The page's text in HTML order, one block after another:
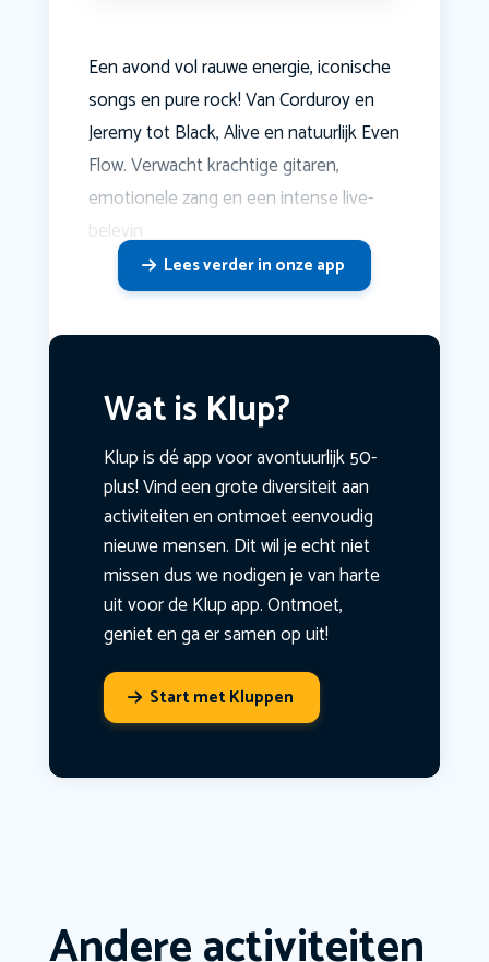
Een avond vol rauwe energie, iconische
songs en pure rock! Van Corduroy en
Jeremy tot Black, Alive en natuurlijk Even
Flow. Verwacht krachtige gitaren,
emotionele zang en een intense live-
belevin
Lees verder in onze app
Wat is Klup?
Klup is dé app voor avontuurlijk 50-
plus! Vind een grote diversiteit aan
activiteiten en ontmoet eenvoudig
nieuwe mensen. Dit wil je echt niet
missen dus we nodigen je van harte
uit voor de Klup app. Ontmoet,
geniet en ga er samen op uit!
Start met Kluppen